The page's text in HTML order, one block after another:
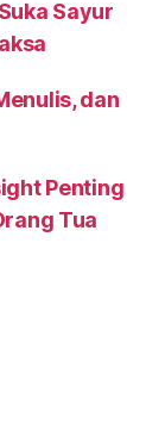
Sayur
dan
Penting
Tua